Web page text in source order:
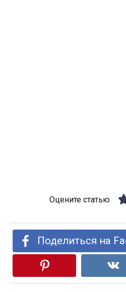
Оцените статью
Поделиться на